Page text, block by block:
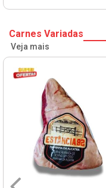
Carnes Variadas
Veja mais